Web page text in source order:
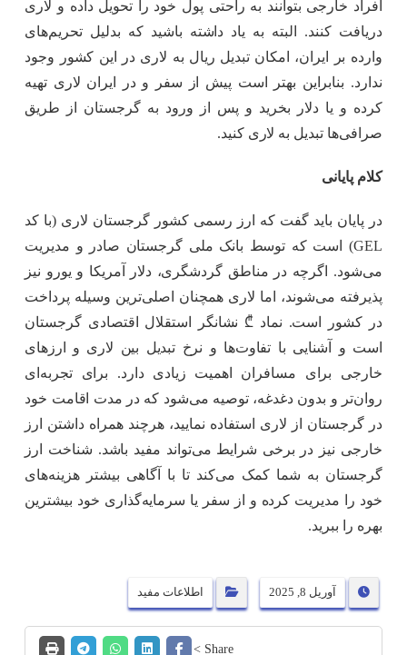
افراد خارجی بتوانند به راحتی پول خود را تحویل داده و لاری
دریافت کنند. البته به یاد داشته باشید که بدلیل تحریم‌های
وارده بر ایران، امکان تبدیل ریال به لاری در این کشور وجود
ندارد. بنابراین بهتر است پیش از سفر و در ایران لاری تهیه
کرده و یا دلار بخرید و پس از ورود به گرجستان از طریق
صرافی‌ها تبدیل به لاری کنید.
کلام پایانی
در پایان باید گفت که ارز رسمی کشور گرجستان لاری (با کد
GEL) است که توسط بانک ملی گرجستان صادر و مدیریت
می‌شود. اگرچه در مناطق گردشگری، دلار آمریکا و یورو نیز
پذیرفته می‌شوند، اما لاری همچنان اصلی‌ترین وسیله پرداخت
در کشور است. نماد ₾ نشانگر استقلال اقتصادی گرجستان
است و آشنایی با تفاوت‌ها و نرخ تبدیل بین لاری و ارزهای
خارجی برای مسافران اهمیت زیادی دارد. برای تجربه‌ای
روان‌تر و بدون دغدغه، توصیه می‌شود که در مدت اقامت خود
در گرجستان از لاری استفاده نمایید، هرچند همراه داشتن ارز
خارجی نیز در برخی شرایط می‌تواند مفید باشد. شناخت ارز
گرجستان به شما کمک می‌کند تا با آگاهی بیشتر هزینه‌های
خود را مدیریت کرده و از سفر یا سرمایه‌گذاری خود بیشترین
بهره را ببرید.
آوریل 8, 2025 اطلاعات مفید